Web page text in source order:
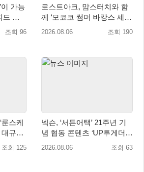
이 가능
약판
조회 96
로스트아크, 맘스터치와 함
께 ‘모코코 썸머 바캉스 세
트’ 출시
2026.08.06 조회 190
스케
규모
사이드
조회 125
넥슨, ‘서든어택’ 21주년 기
념 협동 콘텐츠 ‘UP투게더’
업데이트
2026.08.06 조회 63